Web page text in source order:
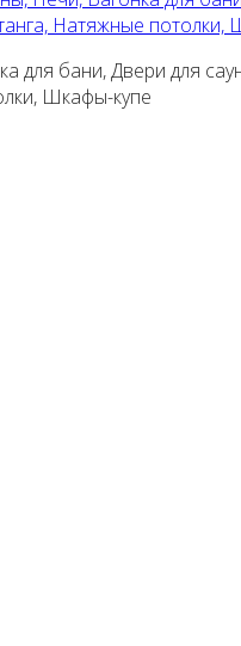
Натяжные потолки,
бани, Двери для
Шкафы-купе